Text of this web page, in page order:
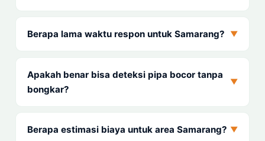
Berapa lama waktu respon untuk Samarang? ▼
Apakah benar bisa deteksi pipa bocor tanpa
bongkar?
▼
Berapa estimasi biaya untuk area Samarang? ▼